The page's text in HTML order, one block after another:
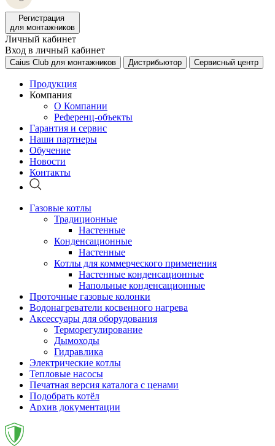
Регистрация
для монтажников
Личный кабинет
Вход в личный кабинет
Caius Club для монтажников Дистрибьютор Сервисный центр
Продукция
Компания
О Компании
Референц-объекты
Гарантия и сервис
Наши партнеры
Обучение
Новости
Контакты
Газовые котлы
Традиционные
Настенные
Конденсационные
Настенные
Котлы для коммерческого применения
Настенные конденсационные
Напольные конденсационные
Проточные газовые колонки
Водонагреватели косвенного нагрева
Аксессуары для оборудования
Терморегулирование
Дымоходы
Гидравлика
Электрические котлы
Тепловые насосы
Печатная версия каталога с ценами
Подобрать котёл
Архив документации